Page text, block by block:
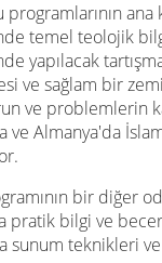
programlarının ana
temel teolojik
yapılacak
ve sağlam bir
ve problemlerin
ve Almanya'da
bir diğer
pratik bilgi ve
sunum teknikleri